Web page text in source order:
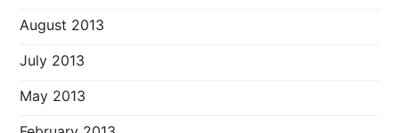
August 2013
July 2013
May 2013